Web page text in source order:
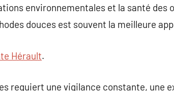
environnementales et la santé des
douces est souvent la meilleure
Hérault.
requiert une vigilance constante, une